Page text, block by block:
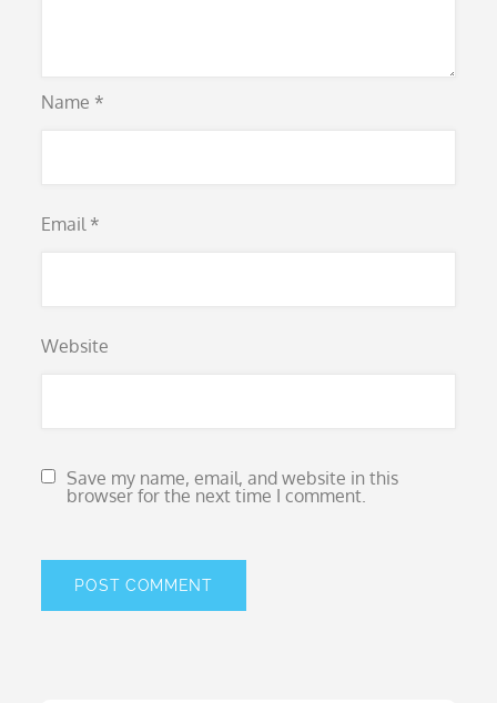
Name *
Email *
Website
Save my name, email, and website in this
browser for the next time I comment.